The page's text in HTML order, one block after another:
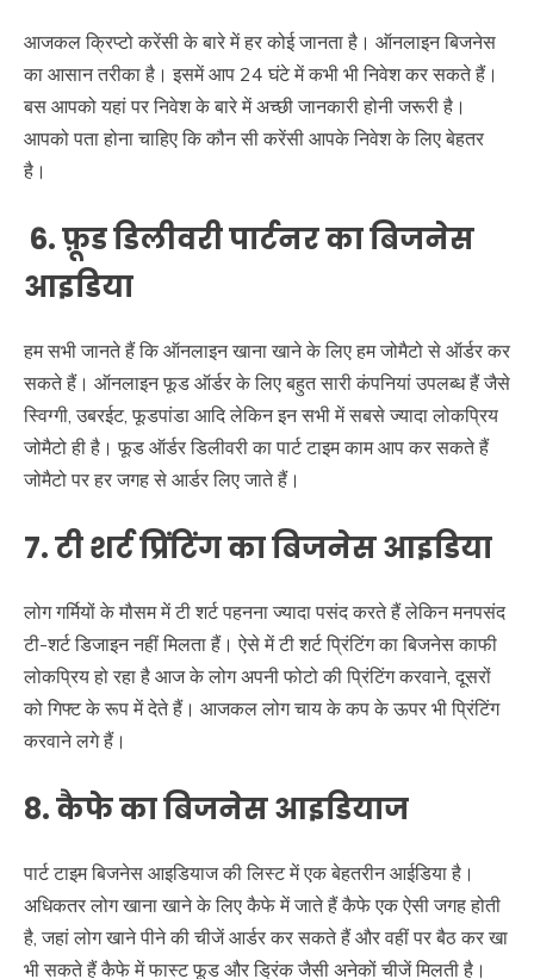
आजकल क्रिप्टो करेंसी के बारे में हर कोई जानता है। ऑनलाइन बिजनेस
का आसान तरीका है। इसमें आप 24 घंटे में कभी भी निवेश कर सकते हैं।
बस आपको यहां पर निवेश के बारे में अच्छी जानकारी होनी जरूरी है।
आपको पता होना चाहिए कि कौन सी करेंसी आपके निवेश के लिए बेहतर
है।
6. फ़ूड डिलीवरी पार्टनर का बिजनेस
आइडिया
हम सभी जानते हैं कि ऑनलाइन खाना खाने के लिए हम जोमैटो से ऑर्डर कर
सकते हैं। ऑनलाइन फूड ऑर्डर के लिए बहुत सारी कंपनियां उपलब्ध हैं जैसे
स्विग्गी, उबरईट, फूडपांडा आदि लेकिन इन सभी में सबसे ज्यादा लोकप्रिय
जोमैटो ही है। फूड ऑर्डर डिलीवरी का पार्ट टाइम काम आप कर सकते हैं
जोमैटो पर हर जगह से आर्डर लिए जाते हैं।
7. टी शर्ट प्रिंटिंग का बिजनेस आइडिया
लोग गर्मियों के मौसम में टी शर्ट पहनना ज्यादा पसंद करते हैं लेकिन मनपसंद
टी-शर्ट डिजाइन नहीं मिलता हैं। ऐसे में टी शर्ट प्रिंटिंग का बिजनेस काफी
लोकप्रिय हो रहा है आज के लोग अपनी फोटो की प्रिंटिंग करवाने, दूसरों
को गिफ्ट के रूप में देते हैं। आजकल लोग चाय के कप के ऊपर भी प्रिंटिंग
करवाने लगे हैं।
8. कैफे का बिजनेस आइडियाज
पार्ट टाइम बिजनेस आइडियाज की लिस्ट में एक बेहतरीन आईडिया है।
अधिकतर लोग खाना खाने के लिए कैफे में जाते हैं कैफे एक ऐसी जगह होती
है, जहां लोग खाने पीने की चीजें आर्डर कर सकते हैं और वहीं पर बैठ कर खा
भी सकते हैं कैफे में फास्ट फूड और ड्रिंक जैसी अनेकों चीजें मिलती है।